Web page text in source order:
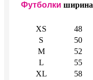
Футболки ширина
XS 48
S
50
M
52
L
55
XL
58